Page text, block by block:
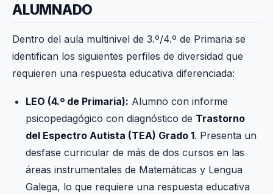
ALUMNADO
Dentro del aula multinivel de 3.º/4.º de Primaria se
identifican los siguientes perfiles de diversidad que
requieren una respuesta educativa diferenciada:
LEO (4.º de Primaria): Alumno con informe
psicopedagógico con diagnóstico de Trastorno
del Espectro Autista (TEA) Grado 1. Presenta un
desfase curricular de más de dos cursos en las
áreas instrumentales de Matemáticas y Lengua
Galega, lo que requiere una respuesta educativa